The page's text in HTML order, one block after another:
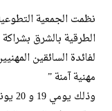
نظمت الجمعية
الطرقية بالشرق
لفائدة السائقين
مهنية آمنة ”
وذلك يومي 19 و 20 يونيو 2021 بمركز الفضل للتنمية البشرية